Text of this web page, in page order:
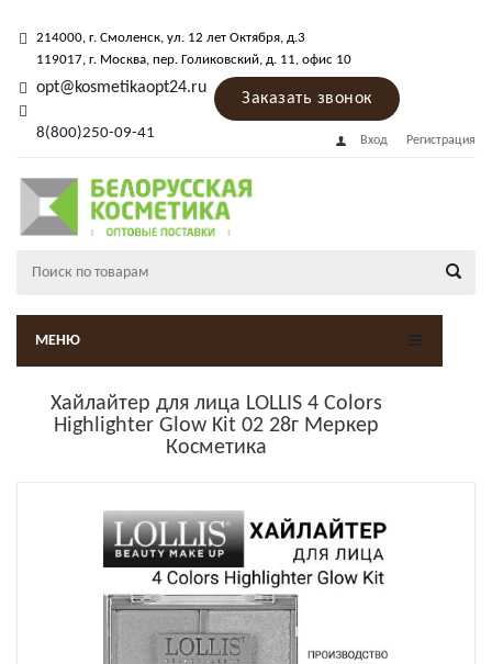
214000, г. Смоленск, ул. 12 лет Октября, д.3
119017, г. Москва, пер. Голиковский, д. 11, офис 10
opt@kosmetikaopt24.ru
8(800)250-09-41
Заказать звонок
Вход Регистрация
МЕНЮ
Хайлайтер для лица LOLLIS 4 Colors
Highlighter Glow Kit 02 28г Меркер
Косметика